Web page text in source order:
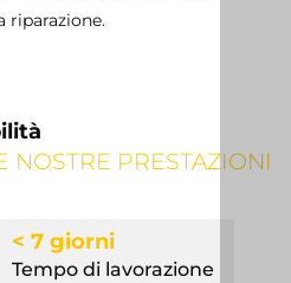
riparazione.
NOSTRE PRESTAZIONI
< 7 giorni
Tempo di lavorazione